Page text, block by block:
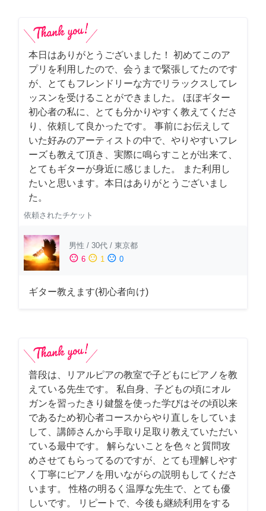
本日はありがとうございました！ 初めてこのア
プリを利用したので、会うまで緊張してたのです
が、とてもフレンドリーな方でリラックスしてレ
ッスンを受けることができました。 ほぼギター
初心者の私に、とても分かりやすく教えてくださ
り、依頼して良かったです。 事前にお伝えして
いた好みのアーティストの中で、やりやすいフレ
ーズも教えて頂き、実際に鳴らすことが出来て、
とてもギターが身近に感じました。 また利用し
たいと思います。本日はありがとうございまし
た。
依頼されたチケット
男性 / 30代 / 東京都
sentiment_satisfied 6 sentiment_neutral 1 sentiment_dissatisfied 0
ギター教えます(初心者向け)
普段は、リアルピアの教室で子どもにピアノを教
えている先生です。 私自身、子どもの頃にオル
ガンを習ったきり鍵盤を使った学びはその頃以来
であるため初心者コースからやり直しをしていま
して、講師さんから手取り足取り教えていただい
ている最中です。 解らないことを色々と質問攻
めさせてもらってるのですが、とても理解しやす
く丁寧にピアノを用いながらの説明もしてくださ
います。 性格の明るく温厚な先生で、とても優
しいです。 リピートで、今後も継続利用をする